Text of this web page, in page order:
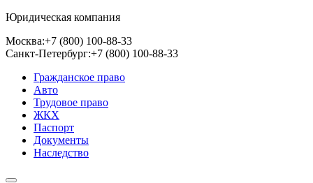
Юридическая компания
Москва:+7 (800) 100-88-33
Санкт-Петербург:+7 (800) 100-88-33
Гражданское право
Авто
Трудовое право
ЖКХ
Паспорт
Документы
Наследство